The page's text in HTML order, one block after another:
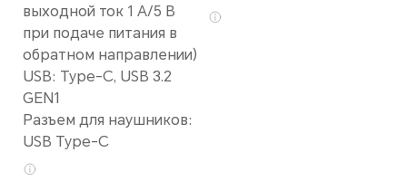
выходной ток 1 А/5 В
при подаче питания в
обратном направлении)
USB: Type-C, USB 3.2
GEN1
Разъем для наушников:
USB Type-C